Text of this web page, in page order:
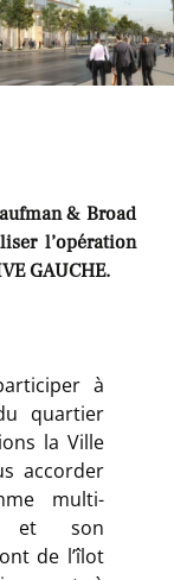
& Broad
l’opération
GAUCHE.
à
quartier
la Ville
accorder
multi-
et son
de l’îlot